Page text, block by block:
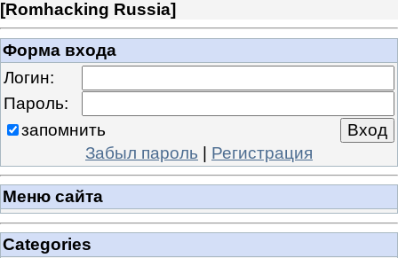
[Romhacking Russia]
Форма входа
Логин:
Пароль:
запомнить
Забыл пароль | Регистрация
Меню сайта
Categories